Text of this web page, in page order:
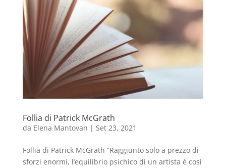
Follia di Patrick McGrath
da Elena Mantovan | Set 23, 2021
Follia di Patrick McGrath “Raggiunto solo a prezzo di
sforzi enormi, l’equilibrio psichico di un artista è così